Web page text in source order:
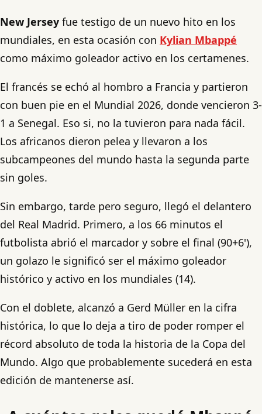
New Jersey fue testigo de un nuevo hito en los
mundiales, en esta ocasión con Kylian Mbappé
como máximo goleador activo en los certamenes.
El francés se echó al hombro a Francia y partieron
con buen pie en el Mundial 2026, donde vencieron 3-
1 a Senegal. Eso si, no la tuvieron para nada fácil.
Los africanos dieron pelea y llevaron a los
subcampeones del mundo hasta la segunda parte
sin goles.
Sin embargo, tarde pero seguro, llegó el delantero
del Real Madrid. Primero, a los 66 minutos el
futbolista abrió el marcador y sobre el final (90+6'),
un golazo le significó ser el máximo goleador
histórico y activo en los mundiales (14).
Con el doblete, alcanzó a Gerd Müller en la cifra
histórica, lo que lo deja a tiro de poder romper el
récord absoluto de toda la historia de la Copa del
Mundo. Algo que probablemente sucederá en esta
edición de mantenerse así.